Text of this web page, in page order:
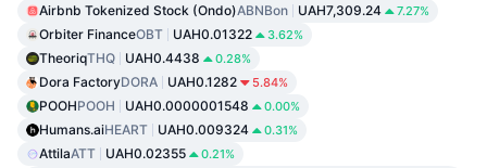
Airbnb Tokenized Stock (Ondo)ABNBon UAH7,309.24 7.27%
Orbiter FinanceOBT UAH0.01322 3.62%
TheoriqTHQ UAH0.4438 0.28%
Dora FactoryDORA UAH0.1282 5.84%
POOHPOOH UAH0.0000001548 0.00%
Humans.aiHEART UAH0.009324 0.31%
AttilaATT UAH0.02355 0.21%